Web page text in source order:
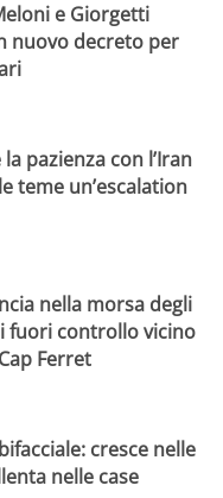
e Giorgetti
nuovo decreto per
pazienza con l’Iran
teme un’escalation
nella morsa degli
fuori controllo vicino
Ferret
cresce nelle
nelle case